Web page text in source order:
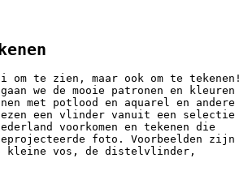
om te zien, maar ook om te tekenen!
we de mooie patronen en kleuren
met potlood en aquarel en andere
een vlinder vanuit een selectie
voorkomen en tekenen die
foto. Voorbeelden zijn
kleine vos, de distelvlinder,